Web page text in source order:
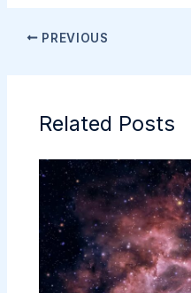
PREVIOUS
Related Posts